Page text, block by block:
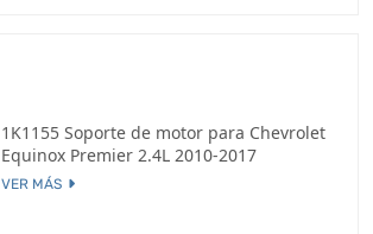
1K1155 Soporte de motor para Chevrolet
Equinox Premier 2.4L 2010-2017
VER MÁS